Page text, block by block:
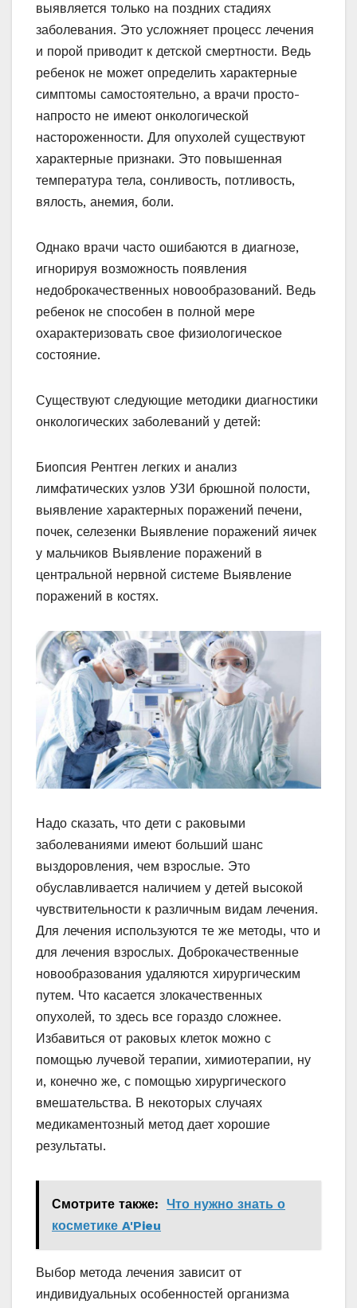
выявляется только на поздних стадиях
заболевания. Это усложняет процесс лечения
и порой приводит к детской смертности. Ведь
ребенок не может определить характерные
симптомы самостоятельно, а врачи просто-
напросто не имеют онкологической
настороженности. Для опухолей существуют
характерные признаки. Это повышенная
температура тела, сонливость, потливость,
вялость, анемия, боли.
Однако врачи часто ошибаются в диагнозе,
игнорируя возможность появления
недоброкачественных новообразований. Ведь
ребенок не способен в полной мере
охарактеризовать свое физиологическое
состояние.
Существуют следующие методики диагностики
онкологических заболеваний у детей:
Биопсия Рентген легких и анализ
лимфатических узлов УЗИ брюшной полости,
выявление характерных поражений печени,
почек, селезенки Выявление поражений яичек
у мальчиков Выявление поражений в
центральной нервной системе Выявление
поражений в костях.
Надо сказать, что дети с раковыми
заболеваниями имеют больший шанс
выздоровления, чем взрослые. Это
обуславливается наличием у детей высокой
чувствительности к различным видам лечения.
Для лечения используются те же методы, что и
для лечения взрослых. Доброкачественные
новообразования удаляются хирургическим
путем. Что касается злокачественных
опухолей, то здесь все гораздо сложнее.
Избавиться от раковых клеток можно с
помощью лучевой терапии, химиотерапии, ну
и, конечно же, с помощью хирургического
вмешательства. В некоторых случаях
медикаментозный метод дает хорошие
результаты.
Смотрите также: Что нужно знать о
косметике A'Pieu
Выбор метода лечения зависит от
индивидуальных особенностей организма